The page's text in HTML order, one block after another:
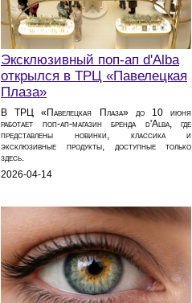
Эксклюзивный поп-ап d'Alba
открылся в ТРЦ «Павелецкая
Плаза»
В ТРЦ «Павелецкая Плаза» до 10 июня
работает поп-ап-магазин бренда d'Alba, где
представлены новинки, классика и
эксклюзивные продукты, доступные только
здесь.
2026-04-14